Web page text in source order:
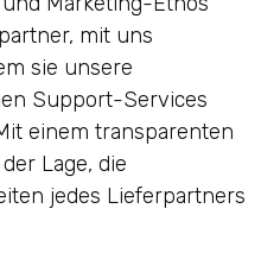
mit uns
sie unsere
Support-Services
einem transparenten
Lage, die
jedes Lieferpartners